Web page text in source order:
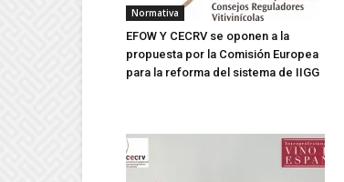
Normativa
EFOW Y CECRV se oponen a la
propuesta por la Comisión Europea
para la reforma del sistema de IIGG